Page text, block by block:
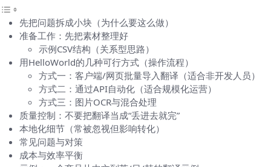
先把问题拆成小块（为什么要这么做）
准备工作：先把素材整理好
示例CSV结构（关系型思路）
用HelloWorld的几种可行方式（操作流程）
方式一：客户端/网页批量导入翻译（适合非开发人员）
方式二：通过API自动化（适合规模化运营）
方式三：图片OCR与混合处理
质量控制：不要把翻译当成“丢进去就完”
本地化细节（常被忽视但影响转化）
常见问题与对策
成本与效率平衡